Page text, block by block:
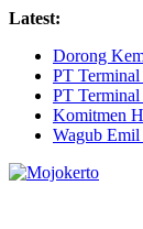
Skip
content
Latest:
Dorong
PT
PT
Komitmen
Wagub Emil